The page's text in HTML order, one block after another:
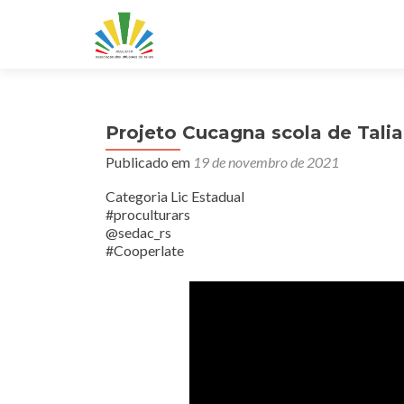
Projeto Cucagna scola de
Publicado em 19 de novembro de 2021
Categoria Lic Estadual
#proculturars
@sedac_rs
#Cooperlate